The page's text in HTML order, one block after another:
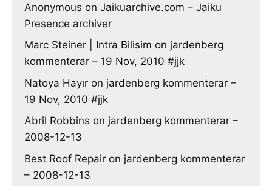
Anonymous on Jaikuarchive.com – Jaiku
Presence archiver
Marc Steiner | Intra Bilisim on jardenberg
kommenterar – 19 Nov, 2010 #jjk
Natoya Hayır on jardenberg kommenterar –
19 Nov, 2010 #jjk
Abril Robbins on jardenberg kommenterar –
2008-12-13
Best Roof Repair on jardenberg kommenterar
– 2008-12-13